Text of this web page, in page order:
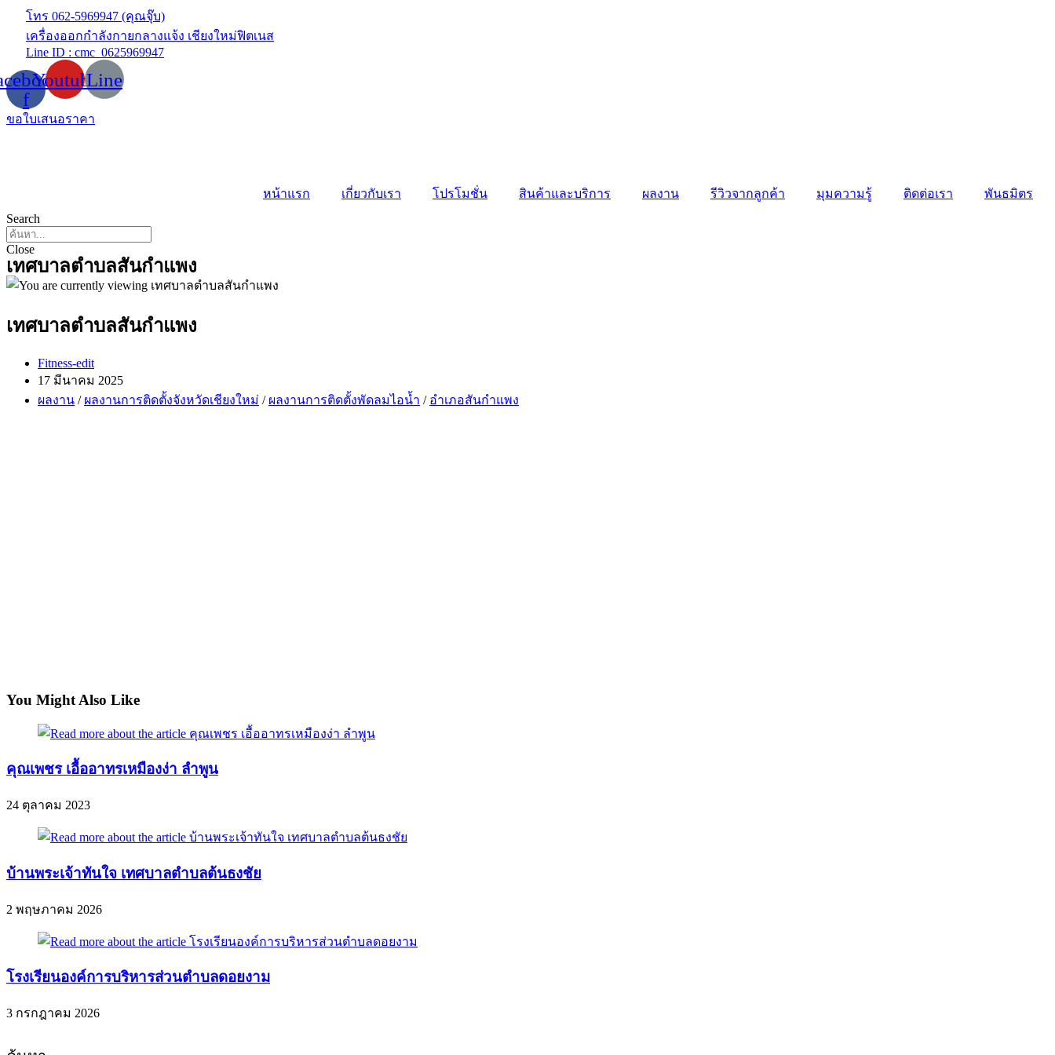
Skip
content
โทร 062-5969947 (คุณจุ๊บ)
เครื่องออกกำลังกายกลางแจ้ง เชียงใหม่ฟิตเนส
Line ID : cmc_0625969947
f
YoutubeLine
ขอใบเสนอราคา
หน้าแรก เกี่ยวกับเรา โปรโมชั่น สินค้าและบริการ ผลงาน รีวิวจากลูกค้า มุมความรู้ ติดต่อเรา
พันธมิตร
Search
Close
เทศบาลตำบลสันกำแพง
เทศบาลตำบลสันกำแพง
Post
author:
Fitness-edit
Post
17 มีนาคม 2025
Post
category:
ผลงาน / ผลงานการติดตั้งจังหวัดเชียงใหม่ / ผลงานการติดตั้งพัดลมไอน้ำ / อำเภอสันกำแพง
You Might Also Like
คุณเพชร เอื้ออาทรเหมืองง่า ลำพูน
24 ตุลาคม 2023
บ้านพระเจ้าทันใจ เทศบาลตำบลต้นธงชัย
2 พฤษภาคม 2026
โรงเรียนองค์การบริหารส่วนตำบลดอยงาม
3 กรกฎาคม 2026